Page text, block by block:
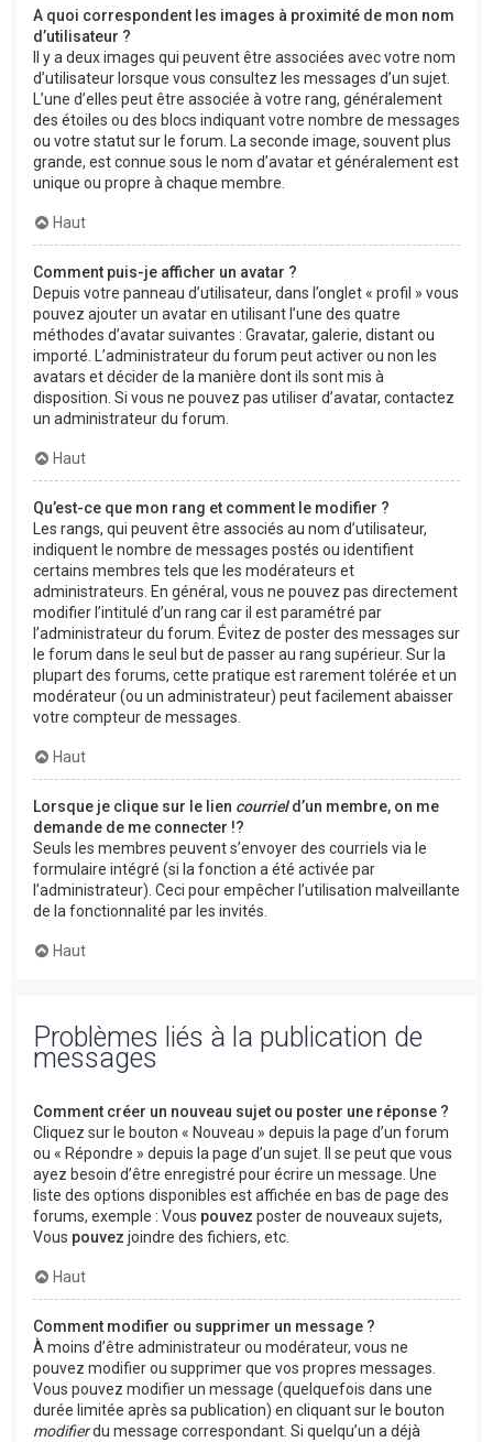
A quoi correspondent les images à proximité de mon nom
d’utilisateur ?
Il y a deux images qui peuvent être associées avec votre nom
d’utilisateur lorsque vous consultez les messages d’un sujet.
L’une d’elles peut être associée à votre rang, généralement
des étoiles ou des blocs indiquant votre nombre de messages
ou votre statut sur le forum. La seconde image, souvent plus
grande, est connue sous le nom d’avatar et généralement est
unique ou propre à chaque membre.
Haut
Comment puis-je afficher un avatar ?
Depuis votre panneau d’utilisateur, dans l’onglet « profil » vous
pouvez ajouter un avatar en utilisant l’une des quatre
méthodes d’avatar suivantes : Gravatar, galerie, distant ou
importé. L’administrateur du forum peut activer ou non les
avatars et décider de la manière dont ils sont mis à
disposition. Si vous ne pouvez pas utiliser d’avatar, contactez
un administrateur du forum.
Haut
Qu’est-ce que mon rang et comment le modifier ?
Les rangs, qui peuvent être associés au nom d’utilisateur,
indiquent le nombre de messages postés ou identifient
certains membres tels que les modérateurs et
administrateurs. En général, vous ne pouvez pas directement
modifier l’intitulé d’un rang car il est paramétré par
l’administrateur du forum. Évitez de poster des messages sur
le forum dans le seul but de passer au rang supérieur. Sur la
plupart des forums, cette pratique est rarement tolérée et un
modérateur (ou un administrateur) peut facilement abaisser
votre compteur de messages.
Haut
Lorsque je clique sur le lien courrield’un membre, on me
demande de me connecter !?
Seuls les membres peuvent s’envoyer des courriels via le
formulaire intégré (si la fonction a été activée par
l’administrateur). Ceci pour empêcher l’utilisation malveillante
de la fonctionnalité par les invités.
Haut
Problèmes liés à la publication de
messages
Comment créer un nouveau sujet ou poster une réponse ?
Cliquez sur le bouton « Nouveau » depuis la page d’un forum
ou « Répondre » depuis la page d’un sujet. Il se peut que vous
ayez besoin d’être enregistré pour écrire un message. Une
liste des options disponibles est affichée en bas de page des
forums, exemple : Vous pouvez poster de nouveaux sujets,
Vous pouvez joindre des fichiers, etc.
Haut
Comment modifier ou supprimer un message ?
À moins d’être administrateur ou modérateur, vous ne
pouvez modifier ou supprimer que vos propres messages.
Vous pouvez modifier un message (quelquefois dans une
durée limitée après sa publication) en cliquant sur le bouton
modifierdu message correspondant. Si quelqu’un a déjà